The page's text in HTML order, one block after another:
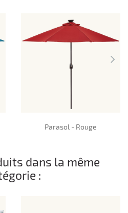
Parasol - Rouge
dans la même
: